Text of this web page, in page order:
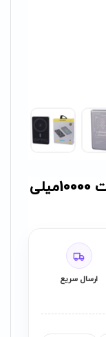
پاوربانک اوی مدل PA-31 ظرفیت 10000میلی
ارسال سریع